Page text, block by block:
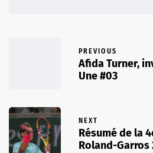
PREVIOUS
Afida Turner,
Une #03
NEXT
Résumé de la
Roland-Garros